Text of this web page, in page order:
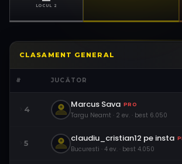
LOCUL 2
CLASAMENT GENERAL
# JUCĂTOR
4 Marcus Sava PRO
Targu Neamt · 2 ev. · best 6.050
5 claudiu_cristian12 pe insta
Bucuresti · 4 ev. · best 4.050